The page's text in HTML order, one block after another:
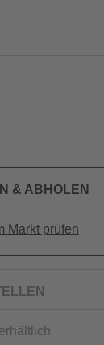
& ABHOLEN
Markt prüfen